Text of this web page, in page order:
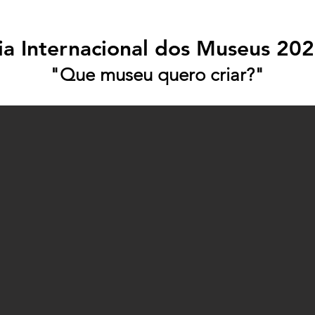
Internacional dos Museus
"Que museu quero criar?"